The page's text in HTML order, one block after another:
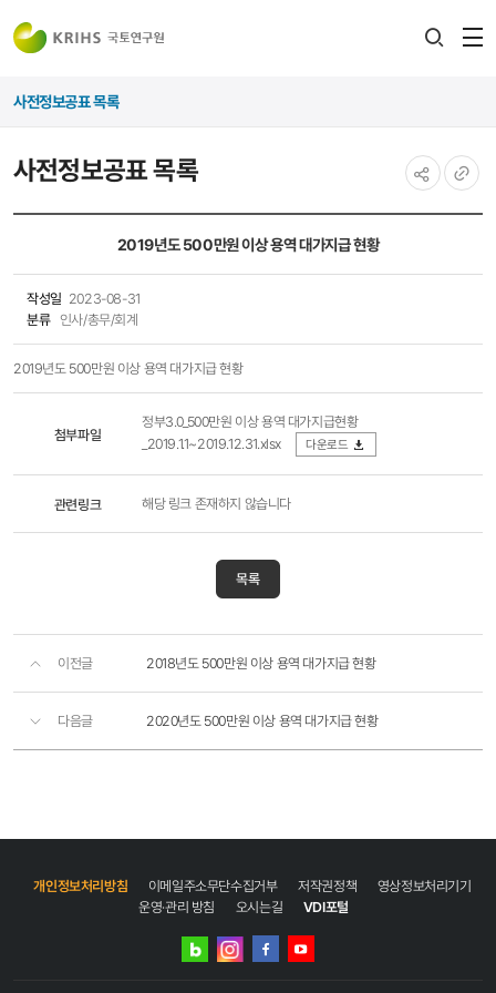
사전정보공표 목록
사전정보공표 목록
2019년도 500만원 이상 용역 대가지급 현황
작성일 2023-08-31
분류 인사/총무/회계
2019년도 500만원 이상 용역 대가지급 현황
첨부파일
정부3.0_500만원 이상 용역 대가지급현황
_2019.1.1~2019.12.31.xlsx
다운로드
관련링크 해당 링크 존재하지 않습니다
목록
이전글 2018년도 500만원 이상 용역 대가지급 현황
다음글 2020년도 500만원 이상 용역 대가지급 현황
개인정보처리방침 이메일주소무단수집거부 저작권정책
영상정보처리기기
운영·관리 방침
오시는길 VDI포털
네이버
인스타그램